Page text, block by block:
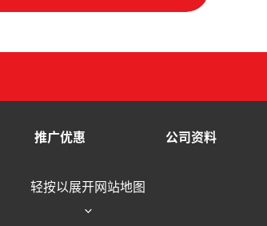
轻按以展开网站地图
推广优惠 公司资料